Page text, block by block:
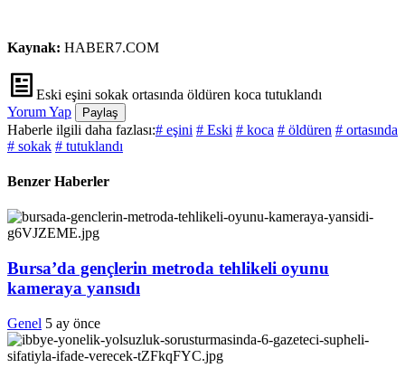
Kaynak: HABER7.COM
Eski eşini sokak ortasında öldüren koca tutuklandı
Yorum Yap
Paylaş
Haberle ilgili daha fazlası:# eşini # Eski # koca # öldüren # ortasında
# sokak # tutuklandı
Benzer Haberler
Bursa’da gençlerin metroda tehlikeli oyunu
kameraya yansıdı
Genel 5 ay önce